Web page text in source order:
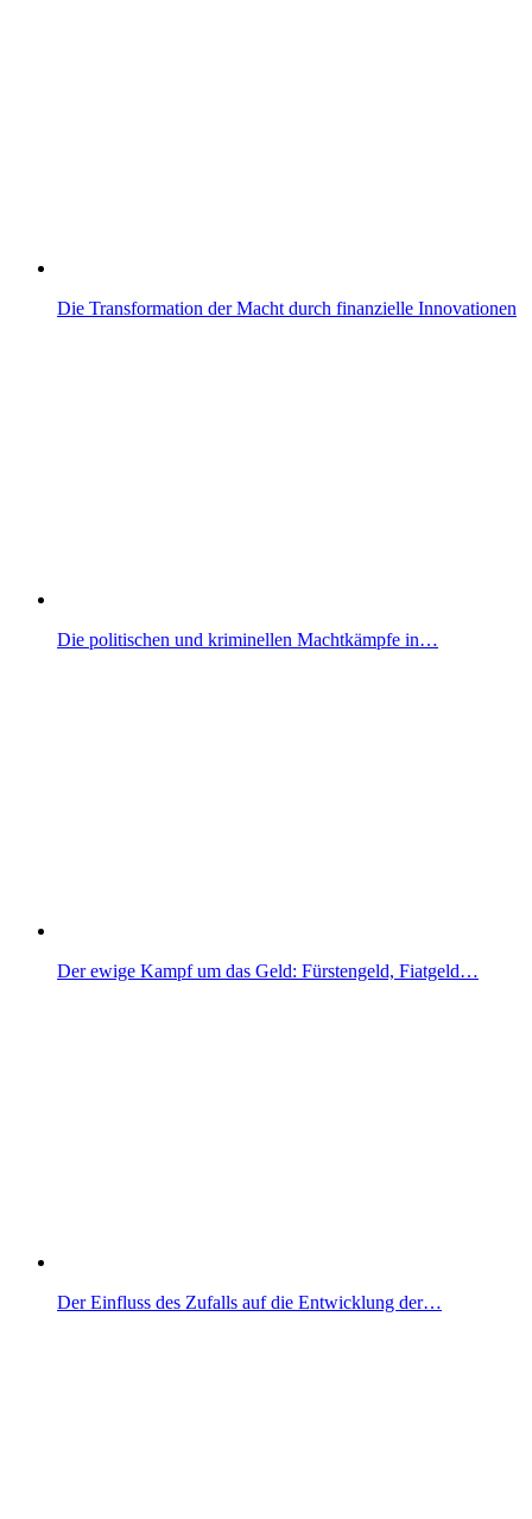
Die Transformation der Macht durch finanzielle Innovationen
Die politischen und kriminellen Machtkämpfe in…
Der ewige Kampf um das Geld: Fürstengeld, Fiatgeld…
Der Einfluss des Zufalls auf die Entwicklung der…